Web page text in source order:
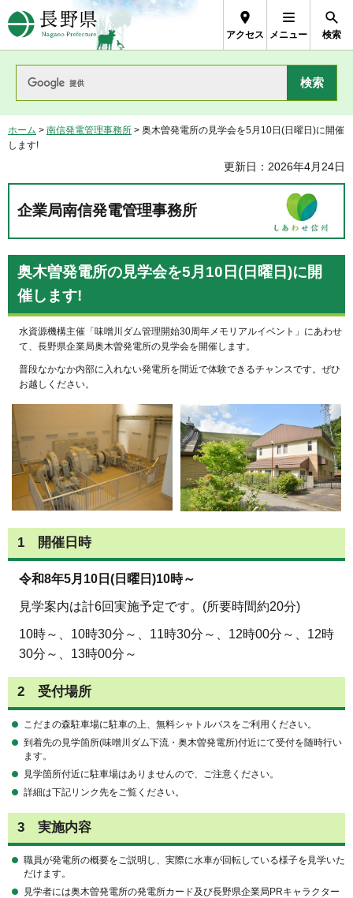
長野県Nagano Prefecture
アクセス メニュー 検索
ホーム > 南信発電管理事務所 > 奥木曽発電所の見学会を5月10日(日曜日)に開催
します!
更新日：2026年4月24日
企業局南信発電管理事務所
奥木曽発電所の見学会を5月10日(日曜日)に開
催します!
水資源機構主催「味噌川ダム管理開始30周年メモリアルイベント」にあわせ
て、長野県企業局奥木曽発電所の見学会を開催します。
普段なかなか内部に入れない発電所を間近で体験できるチャンスです。ぜひ
お越しください。
1 開催日時
令和8年5月10日(日曜日)10時～
見学案内は計6回実施予定です。(所要時間約20分)
10時～、10時30分～、11時30分～、12時00分～、12時
30分～、13時00分～
2 受付場所
こだまの森駐車場に駐車の上、無料シャトルバスをご利用ください。
到着先の見学箇所(味噌川ダム下流・奥木曽発電所)付近にて受付を随時行い
ます。
見学箇所付近に駐車場はありませんので、ご注意ください。
詳細は下記リンク先をご覧ください。
3 実施内容
職員が発電所の概要をご説明し、実際に水車が回転している様子を見学いた
だけます。
見学者には奥木曽発電所の発電所カード及び長野県企業局PRキャラクター